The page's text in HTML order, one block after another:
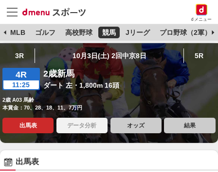
dメニュー
MLB ゴルフ 高校野球 競馬 Jリーグ プロ野球（2軍）
3R 10月3日(土) 2回中京8日 5R
4R
11:25
2歳新馬
ダート 左・1,800m 16頭
2歳 A03 馬齢
本賞金：70、28、18、11、7万円
出馬表 データ分析 オッズ 結果
出馬表